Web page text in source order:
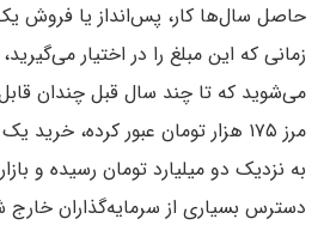
حاصل سال‌ها کار، پس‌انداز یا فروش
زمانی که این مبلغ را در اختیار
می‌شوید که تا چند سال قبل چندان قابل
مرز ۱۷۵ هزار تومان عبور کرده،
به نزدیک دو میلیارد تومان رسیده و
دسترس بسیاری از سرمایه‌گذاران